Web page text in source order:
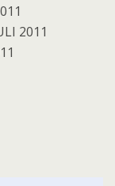
2011